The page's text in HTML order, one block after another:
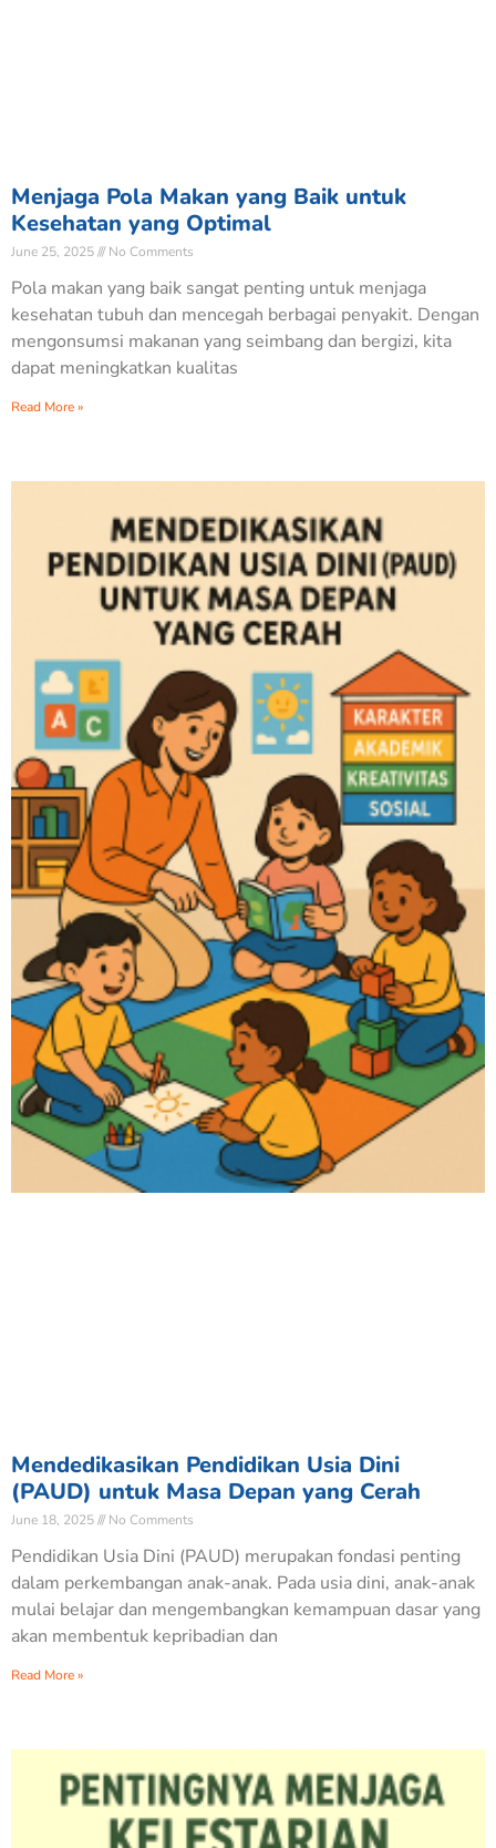
Menjaga Pola Makan yang Baik untuk
Kesehatan yang Optimal
June 25, 2025 No Comments
Pola makan yang baik sangat penting untuk menjaga
kesehatan tubuh dan mencegah berbagai penyakit. Dengan
mengonsumsi makanan yang seimbang dan bergizi, kita
dapat meningkatkan kualitas
Read More »
Mendedikasikan Pendidikan Usia Dini
(PAUD) untuk Masa Depan yang Cerah
June 18, 2025 No Comments
Pendidikan Usia Dini (PAUD) merupakan fondasi penting
dalam perkembangan anak-anak. Pada usia dini, anak-anak
mulai belajar dan mengembangkan kemampuan dasar yang
akan membentuk kepribadian dan
Read More »